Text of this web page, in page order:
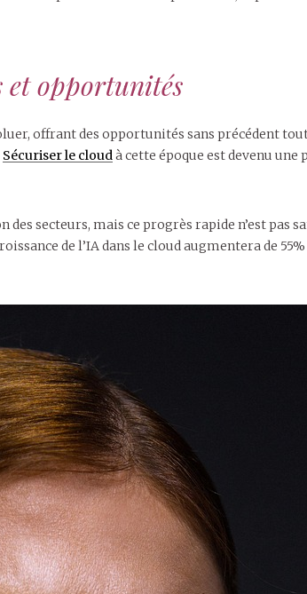
et opportunités
offrant des opportunités sans précédent
Sécuriser le cloudà cette époque est devenu
secteurs, mais ce progrès rapide n’est pas
de l’IA dans le cloud augmentera de